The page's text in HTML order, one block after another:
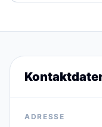
ADRESSE